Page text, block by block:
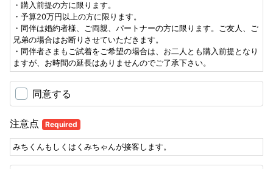
・購入前提の方に限ります。
・予算20万円以上の方に限ります。
・同伴は婚約者様、ご両親、パートナーの方に限ります。ご友人、ご
兄弟の場合はお断りさせていただきます。
・同伴者さまもご試着をご希望の場合は、お二人とも購入前提となり
ますが、お時間の延長はありませんのでご了承下さい。
同意する
注意点 Required
みちくんもしくはくみちゃんが接客します。